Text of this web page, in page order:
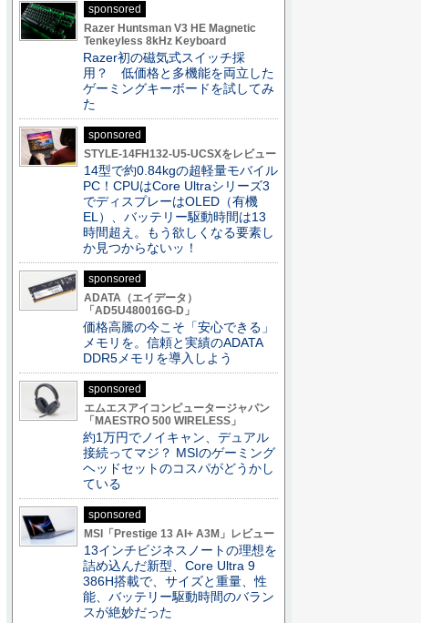
sponsored
Razer Huntsman V3 HE Magnetic
Tenkeyless 8kHz Keyboard
Razer初の磁気式スイッチ採
用？ 低価格と多機能を両立した
ゲーミングキーボードを試してみ
た
sponsored
STYLE-14FH132-U5-UCSXをレビュー
14型で約0.84kgの超軽量モバイル
PC！CPUはCore Ultraシリーズ3
でディスプレーはOLED（有機
EL）、バッテリー駆動時間は13
時間超え。もう欲しくなる要素し
か見つからないッ！
sponsored
ADATA（エイデータ）
「AD5U480016G-D」
価格高騰の今こそ「安心できる」
メモリを。信頼と実績のADATA
DDR5メモリを導入しよう
sponsored
エムエスアイコンピュータージャパン
「MAESTRO 500 WIRELESS」
約1万円でノイキャン、デュアル
接続ってマジ？ MSIのゲーミング
ヘッドセットのコスパがどうかし
ている
sponsored
MSI「Prestige 13 AI+ A3M」レビュー
13インチビジネスノートの理想を
詰め込んだ新型、Core Ultra 9
386H搭載で、サイズと重量、性
能、バッテリー駆動時間のバラン
スが絶妙だった